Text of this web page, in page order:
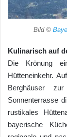
Bild ©
Kulinarisch auf
Die Krönung
Hütteneinkehr.
Berghäuser
Sonnenterrasse
rustikales
bayerische